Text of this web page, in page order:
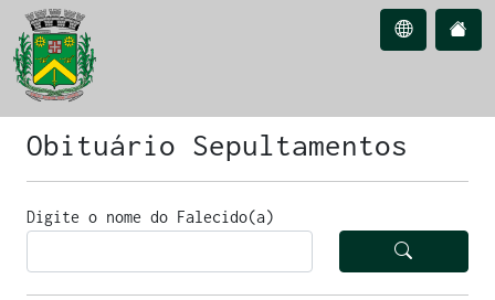
Obituário Sepultamentos
Digite o nome do Falecido(a)